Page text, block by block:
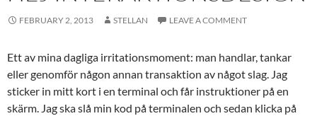
FEBRUARY 2, 2013 STELLAN LEAVE A COMMENT
Ett av mina dagliga irritationsmoment: man handlar, tankar
eller genomför någon annan transaktion av något slag. Jag
sticker in mitt kort i en terminal och får instruktioner på en
skärm. Jag ska slå min kod på terminalen och sedan klicka på